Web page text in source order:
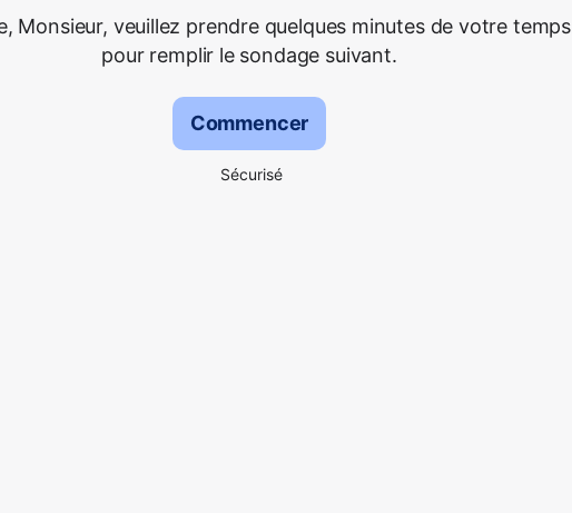
Monsieur, veuillez prendre quelques minutes de votre temps
pour remplir le sondage suivant.
Commencer
Sécurisé